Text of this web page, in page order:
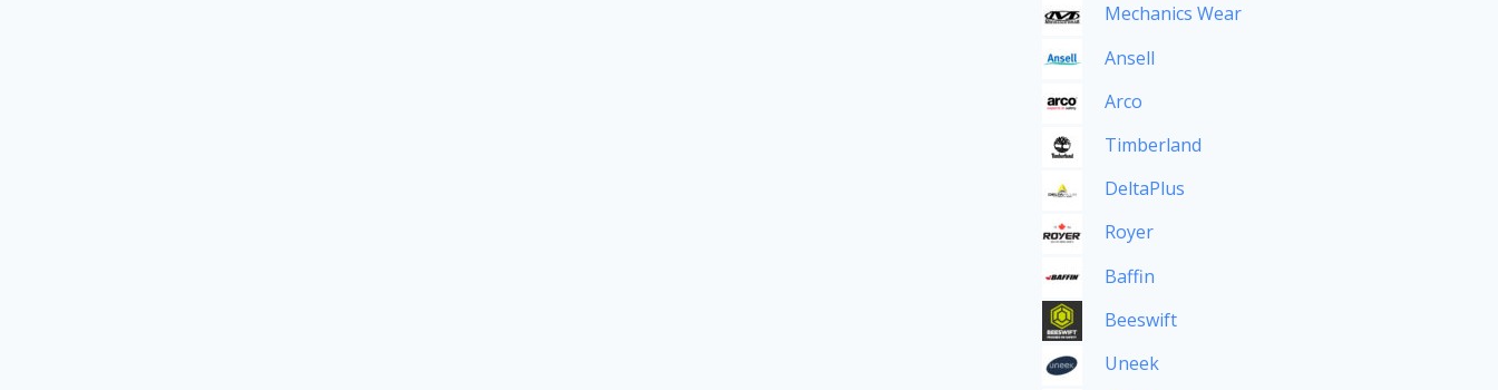
Mechanics Wear
Ansell
Arco
Timberland
DeltaPlus
Royer
Baffin
Beeswift
Uneek